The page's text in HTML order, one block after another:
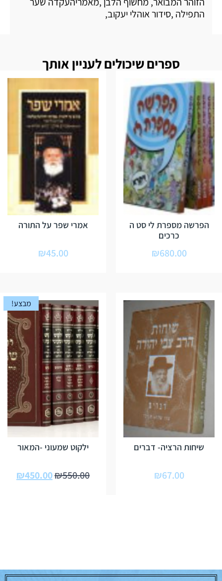
התפילה ,סידור אוהלי יעקוב,
ספרים שיכולים לעניין אותך
הפרשה מספרת לי סט ה
כרכים
₪680.00
אמרי שפר על התורה
₪45.00
שיחות הרציה- דברים
₪67.00
מבצע!
ילקוט שמעוני -המאור
₪550.00
₪450.00